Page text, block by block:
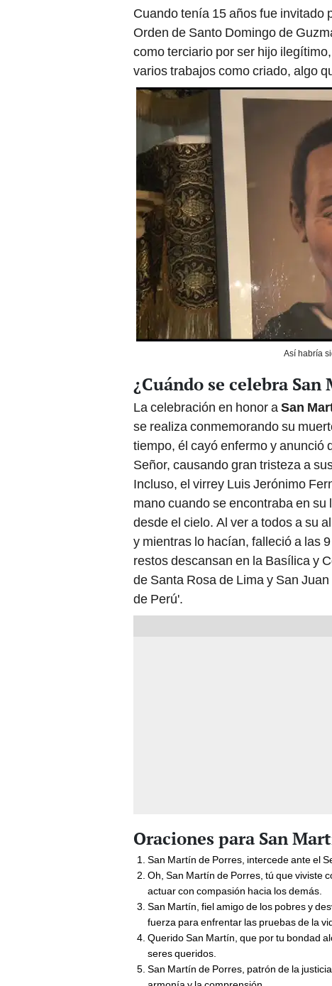
Cuando tenía 15 años fue invitado
Orden de Santo Domingo de
como terciario por ser hijo
varios trabajos como criado, algo
Así habría
¿Cuándo se celebra
La celebración en honor a San
se realiza conmemorando su
tiempo, él cayó enfermo y anunció
Señor, causando gran tristeza a
Incluso, el virrey Luis Jerónimo
mano cuando se encontraba en
desde el cielo. Al ver a todos a su
y mientras lo hacían, falleció a las
restos descansan en la Basílica y
de Santa Rosa de Lima y San
de Perú'.
Oraciones para San
San Martín de Porres, intercede ante el
Oh, San Martín de Porres, tú que viviste
actuar con compasión hacia los demás.
San Martín, fiel amigo de los pobres y
fuerza para enfrentar las pruebas de la
Querido San Martín, que por tu bondad
seres queridos.
San Martín de Porres, patrón de la